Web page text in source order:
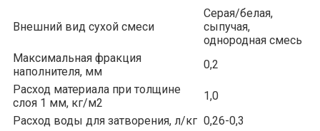
Внешний вид сухой смеси
Серая/белая,
сыпучая,
однородная смесь
Максимальная фракция
наполнителя, мм
0,2
Расход материала при толщине
слоя 1 мм, кг/м2
1,0
Расход воды для затворения, л/кг 0,26-0,3